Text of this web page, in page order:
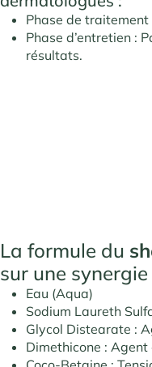
Phase de
Phase d’entretien :
résultats.
La formule du
sur une
Eau (Aqua)
Sodium Laureth
Glycol Distearate :
Dimethicone :